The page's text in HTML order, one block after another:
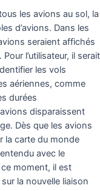
les avions au sol, la
d’avions. Dans les
seraient affichés
l’utilisateur, il serait
les vols
aériennes, comme
durées
disparaissent
Dès que les avions
la carte du monde
avec le
moment, il est
la nouvelle liaison